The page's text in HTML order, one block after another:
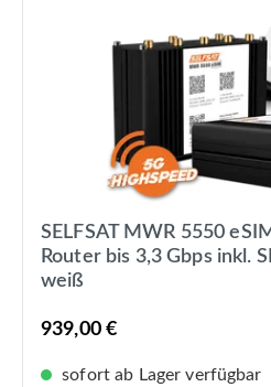
SELFSAT MWR 5550
Router bis 3,3 Gbps inkl.
weiß
939,00 €
sofort ab Lager verfügbar